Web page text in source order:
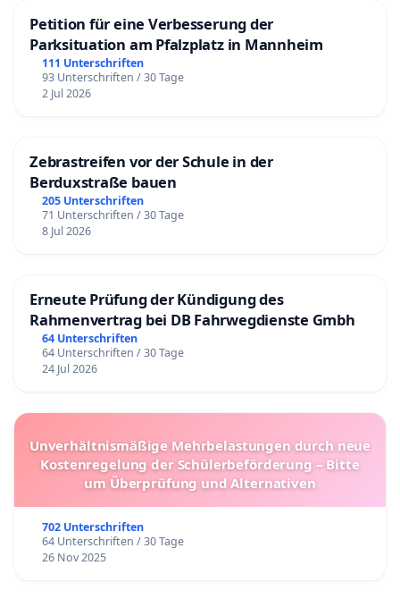
Petition für eine Verbesserung der
Parksituation am Pfalzplatz in Mannheim
111 Unterschriften
93 Unterschriften / 30 Tage
2 Jul 2026
Zebrastreifen vor der Schule in der
Berduxstraße bauen
205 Unterschriften
71 Unterschriften / 30 Tage
8 Jul 2026
Erneute Prüfung der Kündigung des
Rahmenvertrag bei DB Fahrwegdienste Gmbh
64 Unterschriften
64 Unterschriften / 30 Tage
24 Jul 2026
Unverhältnismäßige Mehrbelastungen durch neue
Kostenregelung der Schülerbeförderung – Bitte
um Überprüfung und Alternativen
702 Unterschriften
64 Unterschriften / 30 Tage
26 Nov 2025